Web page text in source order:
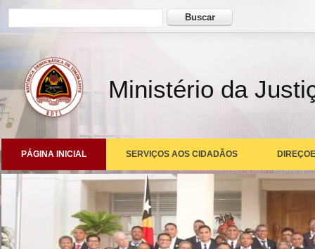
Formulário de busca Buscar
Ministério da
PÁGINA INICIAL SERVIÇOS AOS CIDADÃOS